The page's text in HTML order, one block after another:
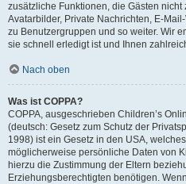
zusätzliche Funktionen, die Gästen nicht
Avatarbilder, Private Nachrichten, E-
zu Benutzergruppen und so weiter. Wir
sie schnell erledigt ist und Ihnen
Nach oben
Was ist COPPA?
COPPA, ausgeschrieben Children’s
(deutsch: Gesetz zum Schutz der
1998) ist ein Gesetz in den USA,
möglicherweise persönliche Daten von
hierzu die Zustimmung der Eltern
Erziehungsberechtigten benötigen.